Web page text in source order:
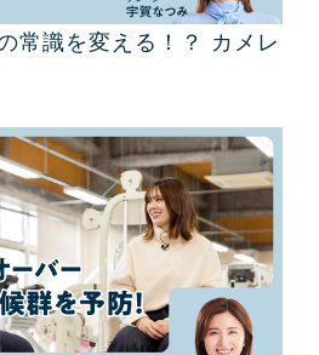
常識を変える！？ カメレ